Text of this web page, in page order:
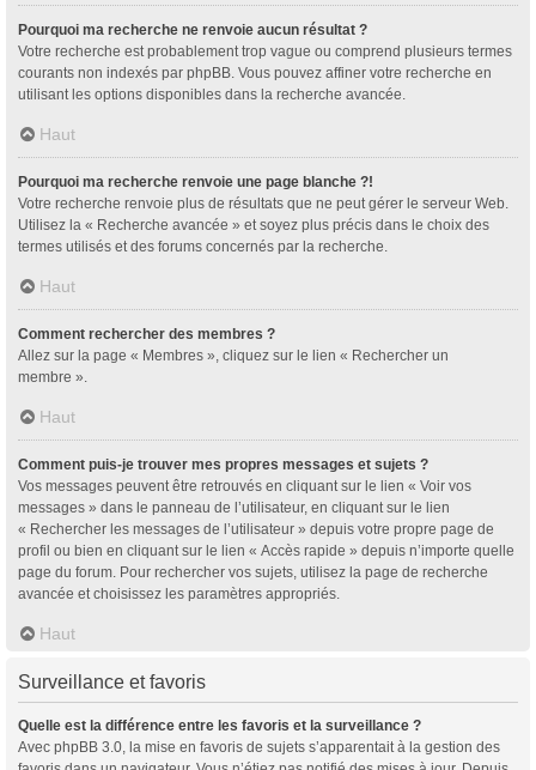
Pourquoi ma recherche ne renvoie aucun résultat ?
Votre recherche est probablement trop vague ou comprend plusieurs termes
courants non indexés par phpBB. Vous pouvez affiner votre recherche en
utilisant les options disponibles dans la recherche avancée.
Haut
Pourquoi ma recherche renvoie une page blanche ?!
Votre recherche renvoie plus de résultats que ne peut gérer le serveur Web.
Utilisez la « Recherche avancée » et soyez plus précis dans le choix des
termes utilisés et des forums concernés par la recherche.
Haut
Comment rechercher des membres ?
Allez sur la page « Membres », cliquez sur le lien « Rechercher un
membre ».
Haut
Comment puis-je trouver mes propres messages et sujets ?
Vos messages peuvent être retrouvés en cliquant sur le lien « Voir vos
messages » dans le panneau de l’utilisateur, en cliquant sur le lien
« Rechercher les messages de l’utilisateur » depuis votre propre page de
profil ou bien en cliquant sur le lien « Accès rapide » depuis n’importe quelle
page du forum. Pour rechercher vos sujets, utilisez la page de recherche
avancée et choisissez les paramètres appropriés.
Haut
Surveillance et favoris
Quelle est la différence entre les favoris et la surveillance ?
Avec phpBB 3.0, la mise en favoris de sujets s’apparentait à la gestion des